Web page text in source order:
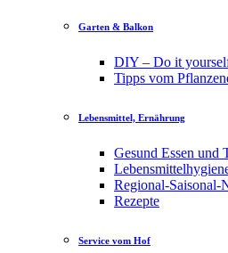
Garten & Balkon
DIY – Do it
Tipps vom
Lebensmittel, Ernährung
Gesund Essen und
Regional-Saisonal-
Rezepte
Service vom Hof